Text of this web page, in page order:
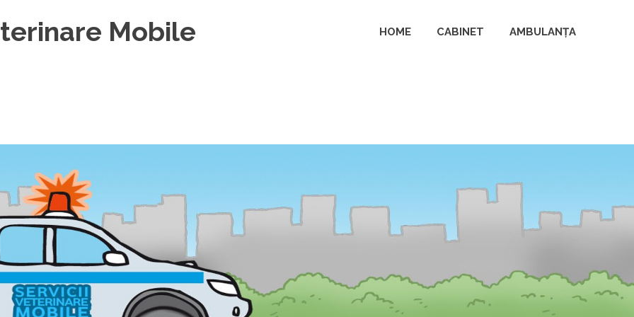
Mobile HOME CABINET AMBULANȚA